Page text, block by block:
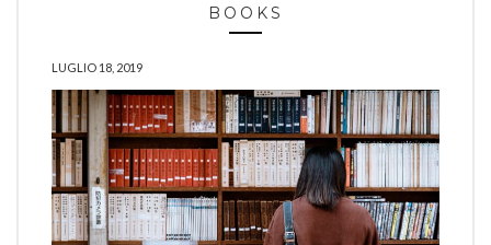
BOOKS
LUGLIO 18, 2019